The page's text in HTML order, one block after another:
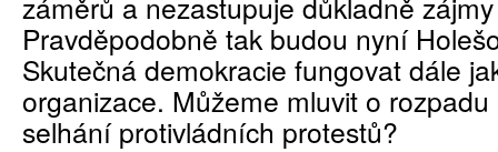
Pravděpodobně tak budou nyní
Skutečná demokracie fungovat dále
organizace. Můžeme mluvit o
selhání protivládních protestů?